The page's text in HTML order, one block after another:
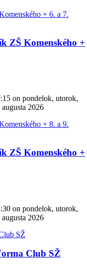
ZŠ Komenského +
on pondelok, utorok,
2026
ZŠ Komenského +
on pondelok, utorok,
2026
Club SŽ